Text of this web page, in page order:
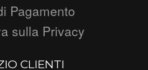
Pagamento
sulla Privacy
CLIENTI